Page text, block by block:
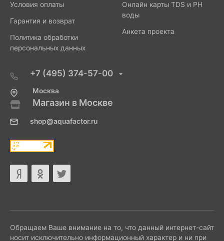
Условия оплаты
Гарантия и возврат
Политика обработки
персональных данных
Онлайн карты TDS и PH
воды
Анкета проекта
+7 (495) 374-57-00
Москва
Магазин в Москве
shop@aquafactor.ru
Обращаем Ваше внимание на то, что данный интернет-сайт
носит исключительно информационный характер и ни при